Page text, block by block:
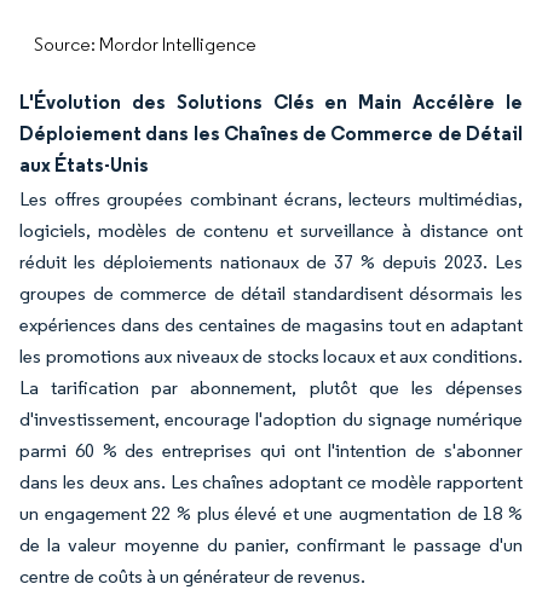
Source: Mordor Intelligence
L'Évolution des Solutions Clés en Main Accélère le
Déploiement dans les Chaînes de Commerce de Détail
aux États-Unis
Les offres groupées combinant écrans, lecteurs multimédias,
logiciels, modèles de contenu et surveillance à distance ont
réduit les déploiements nationaux de 37 % depuis 2023. Les
groupes de commerce de détail standardisent désormais les
expériences dans des centaines de magasins tout en adaptant
les promotions aux niveaux de stocks locaux et aux conditions.
La tarification par abonnement, plutôt que les dépenses
d'investissement, encourage l'adoption du signage numérique
parmi 60 % des entreprises qui ont l'intention de s'abonner
dans les deux ans. Les chaînes adoptant ce modèle rapportent
un engagement 22 % plus élevé et une augmentation de 18 %
de la valeur moyenne du panier, confirmant le passage d'un
centre de coûts à un générateur de revenus.